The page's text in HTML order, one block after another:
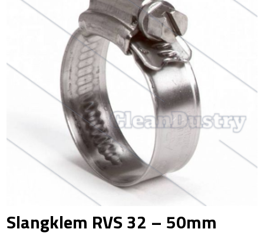
Slangklem RVS 32 – 50mm